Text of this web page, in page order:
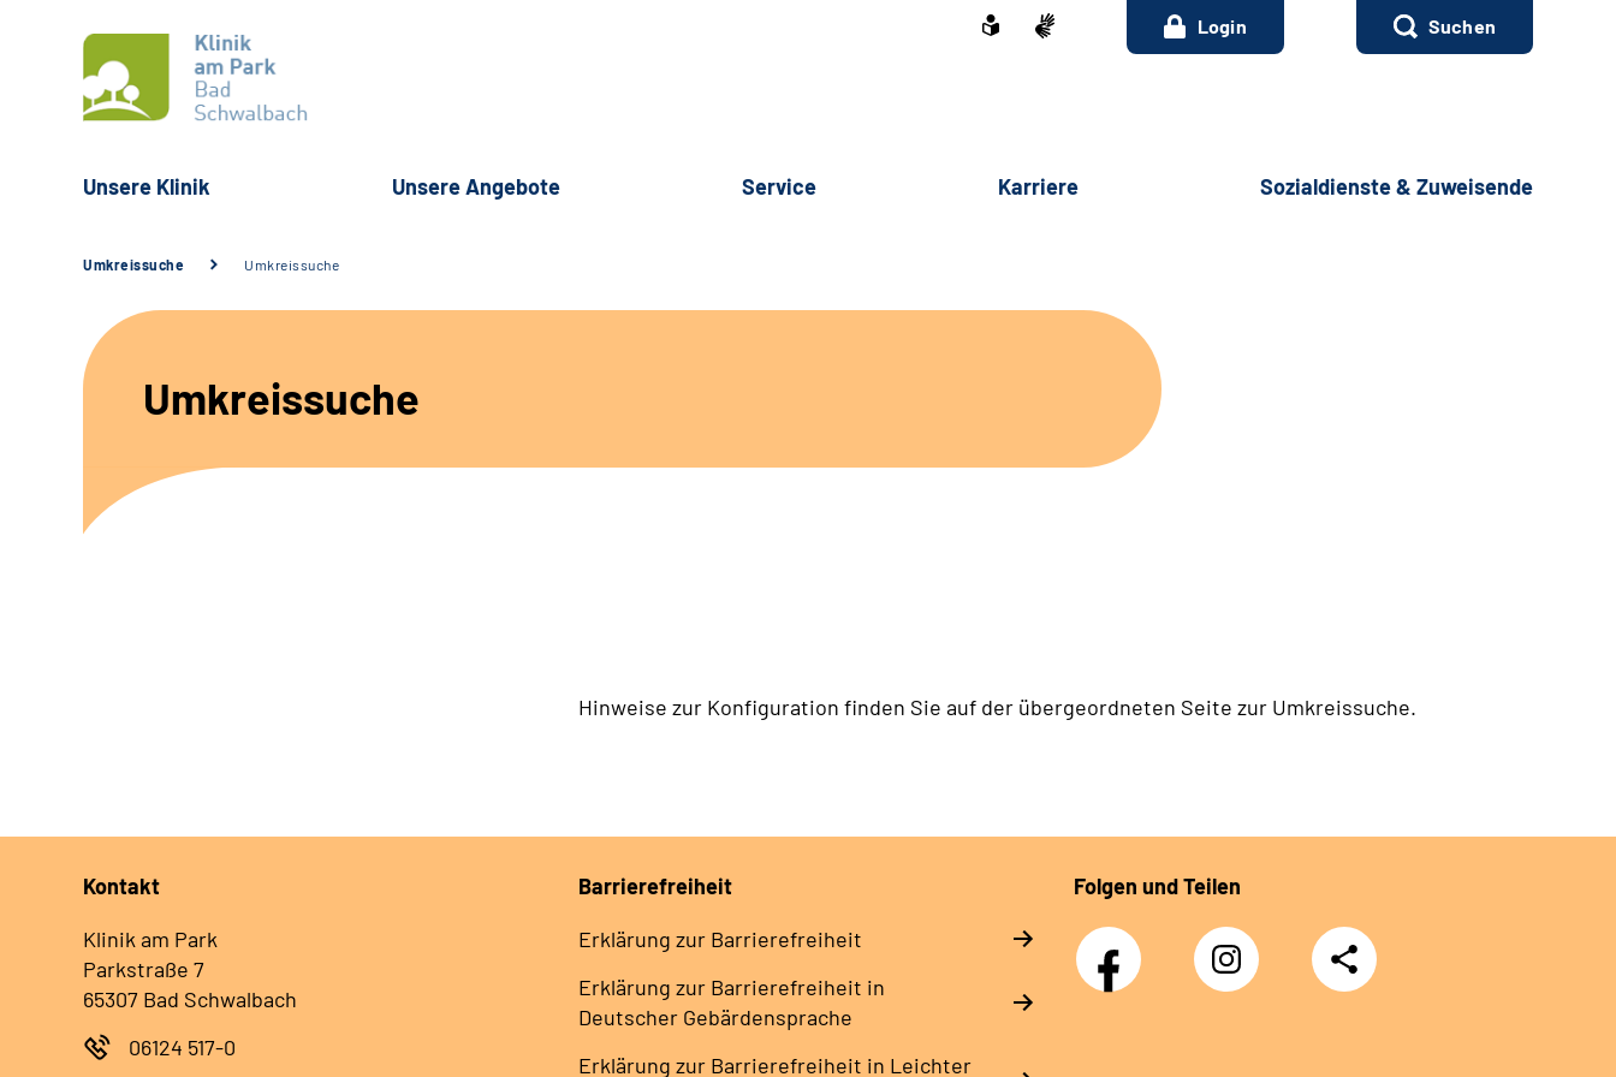
Login Suchen
Unsere Klinik Unsere Angebote Service Karriere Sozialdienste & Zuweisende
Umkreissuche Umkreissuche
Umkreissuche
Hinweise zur Konfiguration finden Sie auf der übergeordneten Seite zur Umkreissuche.
Kontakt
Klinik am Park
Parkstraße 7
65307 Bad Schwalbach
06124 517-0
Barrierefreiheit
Erklärung zur Barrierefreiheit
Erklärung zur Barrierefreiheit in
Deutscher Gebärdensprache
Erklärung zur Barrierefreiheit in Leichter
Folgen und Teilen
Facebook Instagram
Teilen